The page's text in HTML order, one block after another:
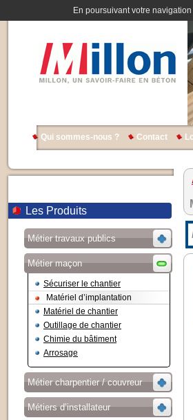
En poursuivant votre
Qui sommes-nous ? Contact
Les Produits
Métier travaux publics
Métier maçon
Sécuriser le chantier
Matériel d’implantation
Matériel de chantier
Outillage de chantier
Chimie du bâtiment
Arrosage
Métier charpentier / couvreur
Métiers d’installateur